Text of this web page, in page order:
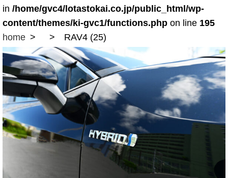
in /home/gvc4/lotastokai.co.jp/public_html/wp-
content/themes/ki-gvc1/functions.php on line 195
home
RAV4 (25)